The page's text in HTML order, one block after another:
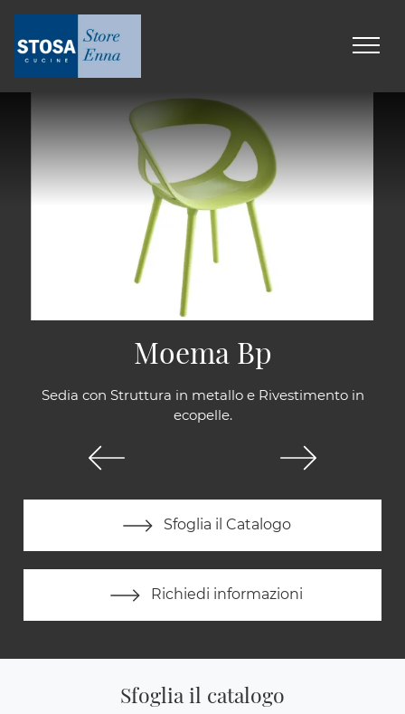
Sedia con Struttura in metallo e Rivestimento in
ecopelle.
Sfoglia il Catalogo
Richiedi informazioni
Moema Bp
Sfoglia il catalogo